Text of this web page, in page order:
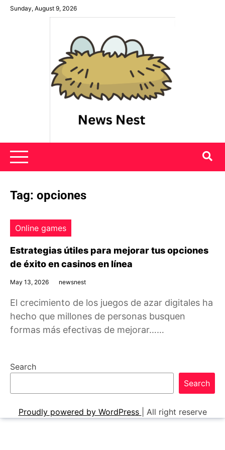
SkipSunday, August 9, 2026
News Nest
Tag: opciones
Online games
Estrategias útiles para mejorar tus opciones
de éxito en casinos en línea
May 13, 2026 newsnest
El crecimiento de los juegos de azar digitales ha
hecho que millones de personas busquen
formas más efectivas de mejorar……
Search
Search
Proudly powered by WordPress All right reserve